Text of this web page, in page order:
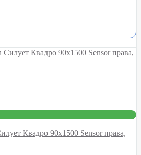
Квадро 90х1500 Sensor права,